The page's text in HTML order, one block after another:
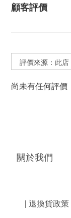
顧客評價
尚未有任何評價
關於我們
| 退換貨政策